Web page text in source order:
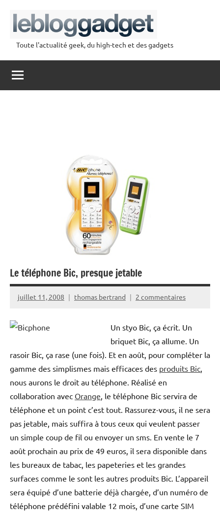
contenu
lebloggadget
Toute l'actualité geek, du high-tech et des gadgets
Le téléphone Bic, presque jetable
juillet 11, 2008 thomas bertrand 2 commentaires
Un styo Bic, ça écrit. Un
briquet Bic, ça allume. Un
rasoir Bic, ça rase (une fois). Et en août, pour compléter la
gamme des simplismes mais efficaces des produits Bic
nous aurons le droit au téléphone. Réalisé en
collaboration avec Orange , le téléphone Bic servira de
téléphone et un point c’est tout. Rassurez-vous, il ne sera
pas jetable, mais suffira à tous ceux qui veulent passer
un simple coup de fil ou envoyer un sms. En vente le 7
août prochain au prix de 49 euros, il sera disponible dans
les bureaux de tabac, les papeteries et les grandes
surfaces comme le sont les autres produits Bic. L’appareil
sera équipé d’une batterie déjà chargée, d’un numéro de
téléphone prédéfini valable 12 mois, d’une carte SIM